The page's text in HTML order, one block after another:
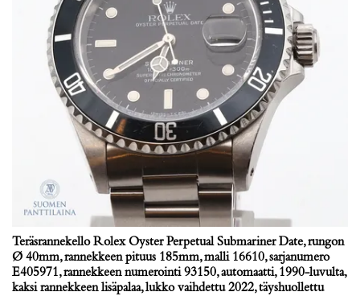
Teräsrannekello Rolex Oyster Perpetual Submariner Date, rungon
Ø 40mm, rannekkeen pituus 185mm, malli 16610, sarjanumero
E405971, rannekkeen numerointi 93150, automaatti, 1990-luvulta,
kaksi rannekkeen lisäpalaa, lukko vaihdettu 2022, täyshuollettu